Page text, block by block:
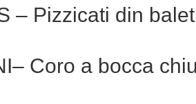
– Pizzicati din
Coro a bocca